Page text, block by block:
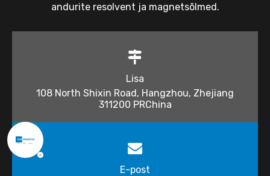
andurite resolvent ja magnetsõlmed.
Lisa
108 North Shixin Road, Hangzhou, Zhejiang
311200 PRChina
E-post